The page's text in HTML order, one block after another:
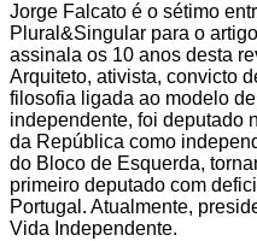
Jorge Falcato é o sétimo
Plural&Singular para o
assinala os 10 anos desta
Arquiteto, ativista, convicto
filosofia ligada ao modelo
independente, foi deputado
da República como
do Bloco de Esquerda,
primeiro deputado com
Portugal. Atualmente,
Vida Independente.